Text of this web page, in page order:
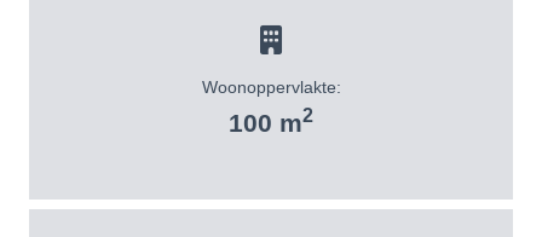
Woonoppervlakte:
100 m2